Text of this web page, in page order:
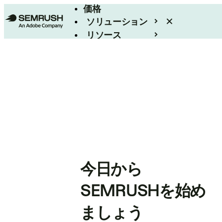
価格
ソリューション
リソース
今日から
SEMRUSHを始め
ましょう